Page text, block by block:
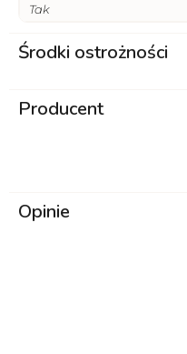
Tak
Środki ostrożności
Producent
Opinie